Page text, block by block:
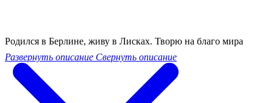
Родился в Берлине, живу в Лисках. Творю на благо мира
Развернуть описание Свернуть описание